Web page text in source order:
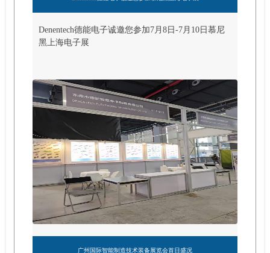
Denentech德能电子诚邀您参加7月8日-7月10日慕尼
黑上海电子展
广州国际智能制造技术装备展览会首日盛况